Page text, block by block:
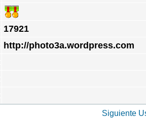
17921
http://photo3a.wordpress.com
Siguiente